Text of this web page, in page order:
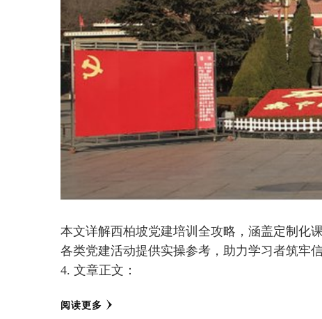
本文详解西柏坡党建培训全攻略，涵盖定制化
各类党建活动提供实操参考，助力学习者筑牢信
4. 文章正文：
阅读更多